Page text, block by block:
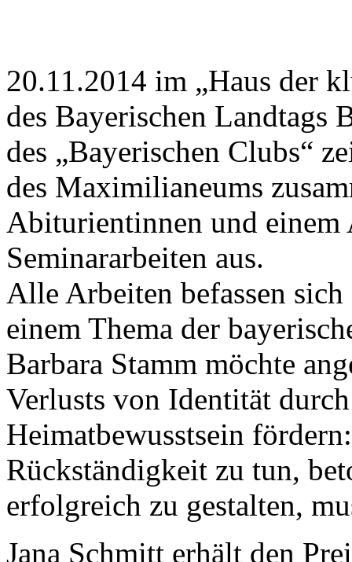
20.11.2014 im „Haus der
des Bayerischen Landtags
des „Bayerischen Clubs“
des Maximilianeums
Abiturientinnen und
Seminararbeiten aus.
Alle Arbeiten befassen
einem Thema der
Barbara Stamm möchte
Verlusts von Identität
Heimatbewusstsein
Rückständigkeit zu tun,
erfolgreich zu gestalten,
Jana Schmitt erhält den